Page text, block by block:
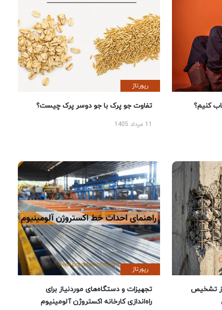
کنیم؟
رپورتاژ
تفاوت جو پرک با جو دوسر پرک چیست؟
تشخیص
رپورتاژ
تجهیزات و دستگاه‌های موردنیاز برای
راه‌اندازی کارخانه اکستروژن آلومینیوم